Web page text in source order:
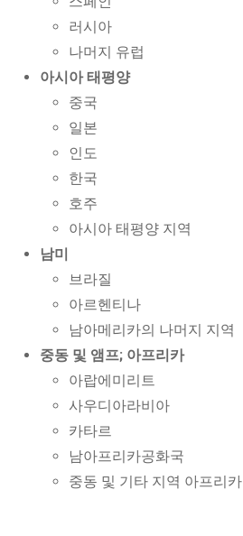
러시아
나머지 유럽
아시아 태평양
중국
일본
인도
한국
호주
아시아 태평양 지역
남미
브라질
아르헨티나
남아메리카의 나머지 지역
중동 및 앰프; 아프리카
아랍에미리트
사우디아라비아
카타르
남아프리카공화국
중동 및 기타 지역 아프리카